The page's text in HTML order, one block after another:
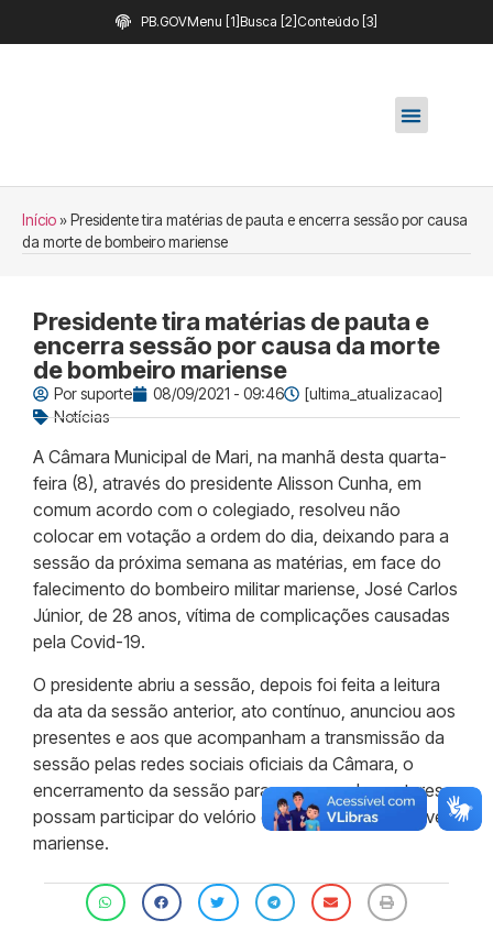
PB.GOVMenu [1] Busca [2] Conteúdo [3]
Início» Presidente tira matérias de pauta e encerra sessão por causa
da morte de bombeiro mariense
Presidente tira matérias de pauta e
encerra sessão por causa da morte
de bombeiro mariense
Porsuporte 08/09/2021 - 09:46
[ultima_atualizacao]
Notícias
A Câmara Municipal de Mari, na manhã desta quarta-
feira (8), através do presidente Alisson Cunha, em
comum acordo com o colegiado, resolveu não
colocar em votação a ordem do dia, deixando para a
sessão da próxima semana as matérias, em face do
falecimento do bombeiro militar mariense, José Carlos
Júnior, de 28 anos, vítima de complicações causadas
pela Covid-19.
O presidente abriu a sessão, depois foi feita a leitura
da ata da sessão anterior, ato contínuo, anunciou aos
presentes e aos que acompanham a transmissão da
sessão pelas redes sociais oficiais da Câmara, o
encerramento da sessão para que os parlamentares
possam participar do velório e sepultamento do jovem
mariense.